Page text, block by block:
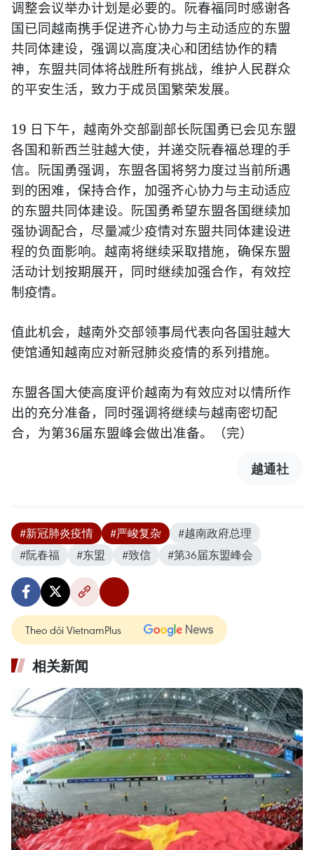
调整会议举办计划是必要的。阮春福同时感谢各
国已同越南携手促进齐心协力与主动适应的东盟
共同体建设，强调以高度决心和团结协作的精
神，东盟共同体将战胜所有挑战，维护人民群众
的平安生活，致力于成员国繁荣发展。
19 日下午，越南外交部副部长阮国勇已会见东盟
各国和新西兰驻越大使，并递交阮春福总理的手
信。阮国勇强调，东盟各国将努力度过当前所遇
到的困难，保持合作，加强齐心协力与主动适应
的东盟共同体建设。阮国勇希望东盟各国继续加
强协调配合，尽量减少疫情对东盟共同体建设进
程的负面影响。越南将继续采取措施，确保东盟
活动计划按期展开，同时继续加强合作，有效控
制疫情。
值此机会，越南外交部领事局代表向各国驻越大
使馆通知越南应对新冠肺炎疫情的系列措施。
东盟各国大使高度评价越南为有效应对以情所作
出的充分准备，同时强调将继续与越南密切配
合，为第36届东盟峰会做出准备。（完）
越通社
#新冠肺炎疫情 #严峻复杂
#越南政府总理
#阮春福
#东盟 #致信 #第36届东盟峰会
Theo dõi VietnamPlus
相关新闻